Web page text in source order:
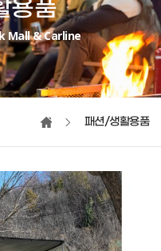
용품
Mall & Carline
패션/생활용품